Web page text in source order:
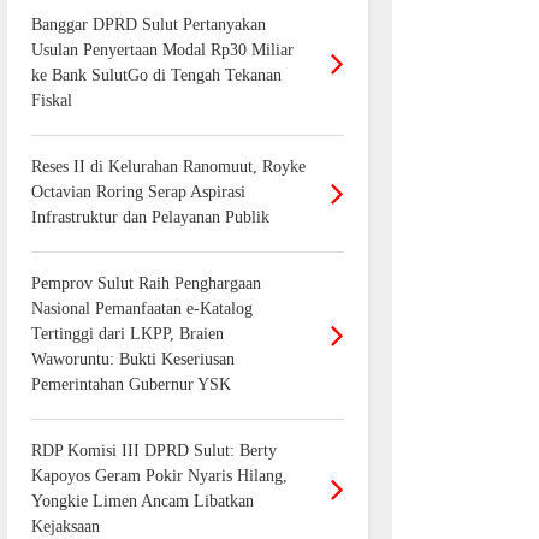
Banggar DPRD Sulut Pertanyakan
Usulan Penyertaan Modal Rp30 Miliar
ke Bank SulutGo di Tengah Tekanan
Fiskal
Reses II di Kelurahan Ranomuut, Royke
Octavian Roring Serap Aspirasi
Infrastruktur dan Pelayanan Publik
Pemprov Sulut Raih Penghargaan
Nasional Pemanfaatan e-Katalog
Tertinggi dari LKPP, Braien
Waworuntu: Bukti Keseriusan
Pemerintahan Gubernur YSK
RDP Komisi III DPRD Sulut: Berty
Kapoyos Geram Pokir Nyaris Hilang,
Yongkie Limen Ancam Libatkan
Kejaksaan